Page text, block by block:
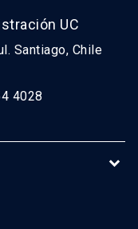
UC
Santiago, Chile
4028